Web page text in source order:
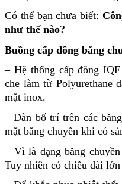
Có thể bạn chưa biết:
như thế nào?
Buồng cấp đông băng
– Hệ thống cấp đông IQF
che làm từ Polyurethane
mặt inox.
– Dàn bố trí trên các
mặt băng chuyền khi có
– Vì là dạng băng
Tuy nhiên có chiều dài